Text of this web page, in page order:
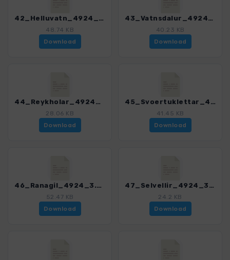
42_Helluvatn_4924_3.gpx
48.74 KB
Download
43_Vatnsdalur_4924_3.gpx
40.23 KB
Download
44_Reykholar_4924_3.gpx
28.06 KB
Download
45_Svoertuklettar_4924_3.gpx
41.45 KB
Download
46_Ranagil_4924_3.gpx
52.47 KB
Download
47_Selvellir_4924_3.gpx
24.2 KB
Download